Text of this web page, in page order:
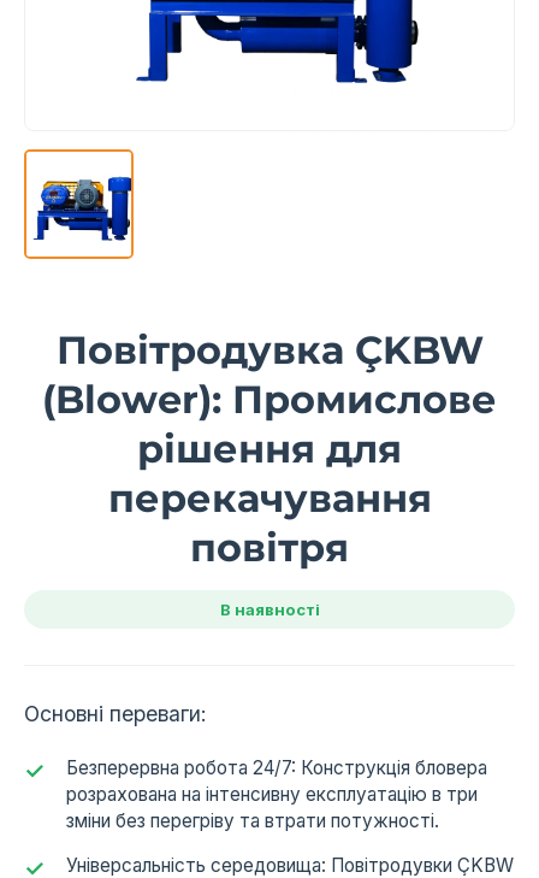
Повітродувка ÇKBW
(Blower): Промислове
рішення для
перекачування
повітря
В наявності
Основні переваги:
Безперервна робота 24/7: Конструкція бловера
розрахована на інтенсивну експлуатацію в три
зміни без перегріву та втрати потужності.
Універсальність середовища: Повітродувки ÇKBW